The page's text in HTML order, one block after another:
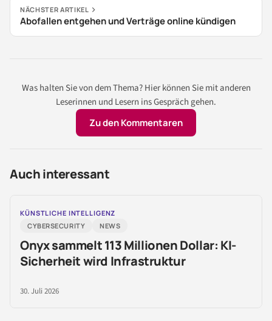
NÄCHSTER ARTIKEL
Abofallen entgehen und Verträge online kündigen
Was halten Sie von dem Thema? Hier können Sie mit anderen
Leserinnen und Lesern ins Gespräch gehen.
Zu den Kommentaren
Auch interessant
KÜNSTLICHE INTELLIGENZ
CYBERSECURITY
NEWS
Onyx sammelt 113 Millionen Dollar: KI-
Sicherheit wird Infrastruktur
30. Juli 2026